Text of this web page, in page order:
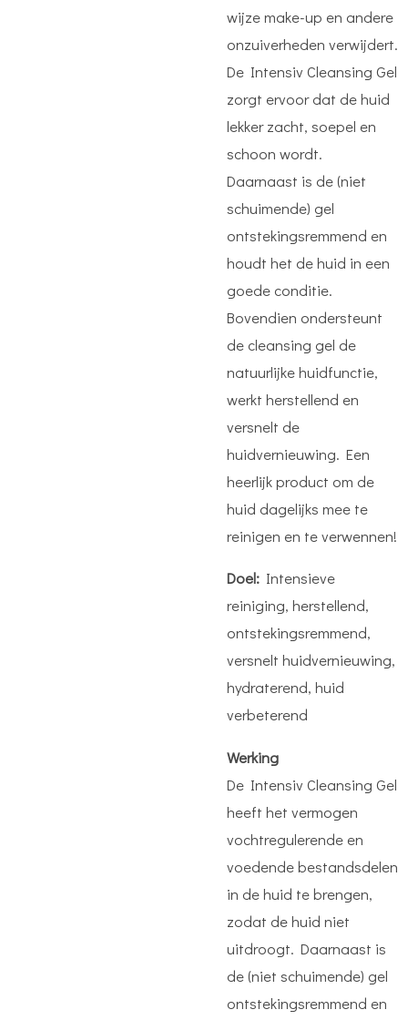
wijze make-up en andere
onzuiverheden verwijdert.
De Intensiv Cleansing Gel
zorgt ervoor dat de huid
lekker zacht, soepel en
schoon wordt.
Daarnaast is de (niet
schuimende) gel
ontstekingsremmend en
houdt het de huid in een
goede conditie.
Bovendien ondersteunt
de cleansing gel de
natuurlijke huidfunctie,
werkt herstellend en
versnelt de
huidvernieuwing. Een
heerlijk product om de
huid dagelijks mee te
reinigen en te verwennen!
Doel: Intensieve
reiniging, herstellend,
ontstekingsremmend,
versnelt huidvernieuwing,
hydraterend, huid
verbeterend
Werking
De Intensiv Cleansing Gel
heeft het vermogen
vochtregulerende en
voedende bestandsdelen
in de huid te brengen,
zodat de huid niet
uitdroogt. Daarnaast is
de (niet schuimende) gel
ontstekingsremmend en